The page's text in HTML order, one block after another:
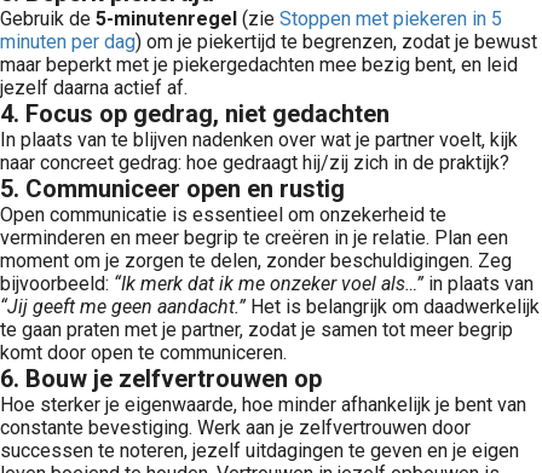
Gebruik de 5-minutenregel (zie Stoppen met piekeren in 5
minuten per dag) om je piekertijd te begrenzen, zodat je bewust
maar beperkt met je piekergedachten mee bezig bent, en leid
jezelf daarna actief af.
4. Focus op gedrag, niet gedachten
In plaats van te blijven nadenken over wat je partner voelt, kijk
naar concreet gedrag: hoe gedraagt hij/zij zich in de praktijk?
5. Communiceer open en rustig
Open communicatie is essentieel om onzekerheid te
verminderen en meer begrip te creëren in je relatie. Plan een
moment om je zorgen te delen, zonder beschuldigingen. Zeg
bijvoorbeeld: “Ik merk dat ik me onzeker voel als…” in plaats van
“Jij geeft me geen aandacht.” Het is belangrijk om daadwerkelijk
te gaan praten met je partner, zodat je samen tot meer begrip
komt door open te communiceren.
6. Bouw je zelfvertrouwen op
Hoe sterker je eigenwaarde, hoe minder afhankelijk je bent van
constante bevestiging. Werk aan je zelfvertrouwen door
successen te noteren, jezelf uitdagingen te geven en je eigen